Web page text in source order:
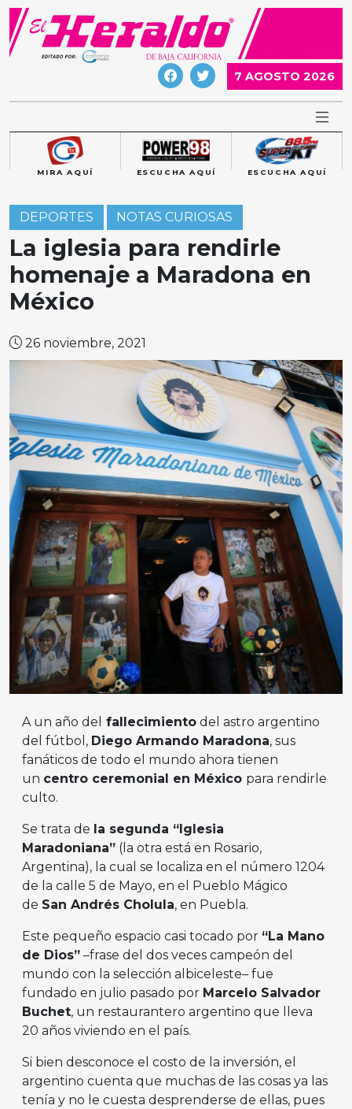
Skip
content
7 AGOSTO 2026
MIRA AQUÍ ESCUCHA AQUÍ ESCUCHA AQUÍ
DEPORTES NOTAS CURIOSAS
La iglesia para rendirle
homenaje a Maradona en
México
26 noviembre, 2021
A un año del fallecimiento del astro argentino
del fútbol, Diego Armando Maradona, sus
fanáticos de todo el mundo ahora tienen
un centro ceremonial en México para rendirle
culto.
Se trata de la segunda “Iglesia
Maradoniana” (la otra está en Rosario,
Argentina), la cual se localiza en el número 1204
de la calle 5 de Mayo, en el Pueblo Mágico
de San Andrés Cholula, en Puebla.
Este pequeño espacio casi tocado por “La Mano
de Dios” –frase del dos veces campeón del
mundo con la selección albiceleste– fue
fundado en julio pasado por Marcelo Salvador
Buchet, un restaurantero argentino que lleva
20 años viviendo en el país.
Si bien desconoce el costo de la inversión, el
argentino cuenta que muchas de las cosas ya las
tenía y no le cuesta desprenderse de ellas, pues